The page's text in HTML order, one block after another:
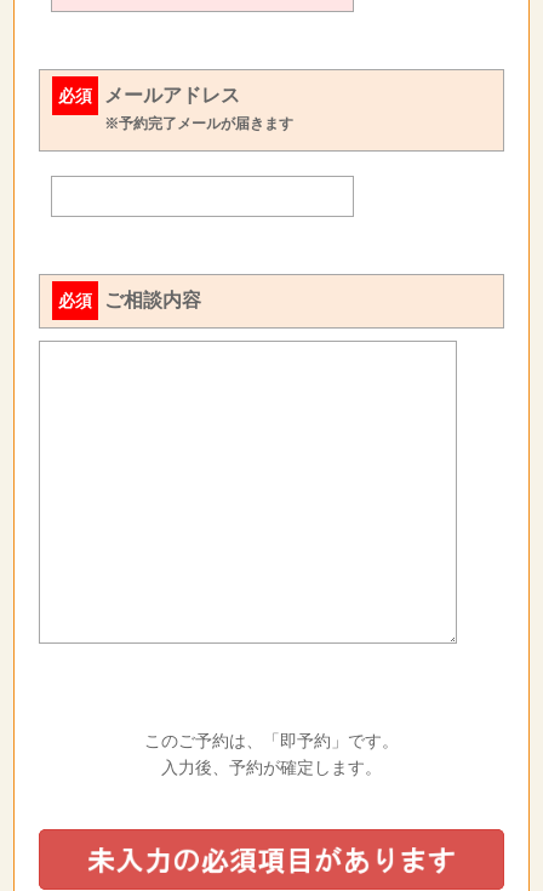
必須 メールアドレス
※予約完了メールが届きます
必須 ご相談内容
このご予約は、「即予約」です。
入力後、予約が確定します。